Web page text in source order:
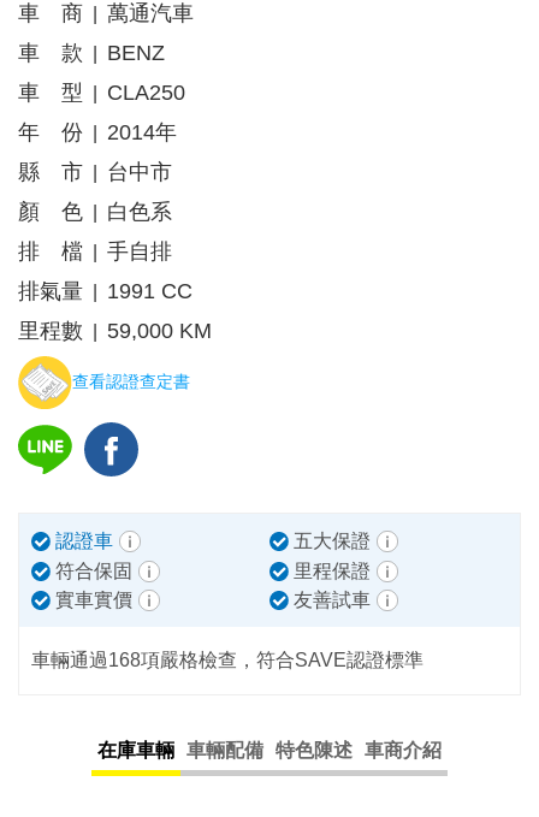
車 商
萬通汽車
車 款
BENZ
車 型
CLA250
年 份
2014年
縣 市
台中市
顏 色
白色系
排 檔
手自排
排氣量
1991 CC
里程數
59,000 KM
查看認證查定書
認證車
五大保證
符合保固
里程保證
實車實價
友善試車
車輛通過168項嚴格檢查，符合SAVE認證標準
在庫車輛 車輛配備 特色陳述 車商介紹